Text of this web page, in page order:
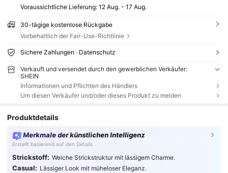
Voraussichtliche Lieferung: 12 Aug. - 17 Aug.
30-tägige kostenlose Rückgabe
Vorbehaltlich der Fair-Use-Richtlinie
Sichere Zahlungen · Datenschutz
Verkauft und versendet durch den gewerblichen Verkäufer:
SHEIN
Informationen und Pflichten des Händlers
Um diesen Verkäufer und/oder dieses Produkt zu melden
Produktdetails
Merkmale der künstlichen Intelligenz
Erstellt basierend auf den Details
Strickstoff: Weiche Strickstruktur mit lässigem Charme.
Casual: Lässiger Look mit müheloser Eleganz.